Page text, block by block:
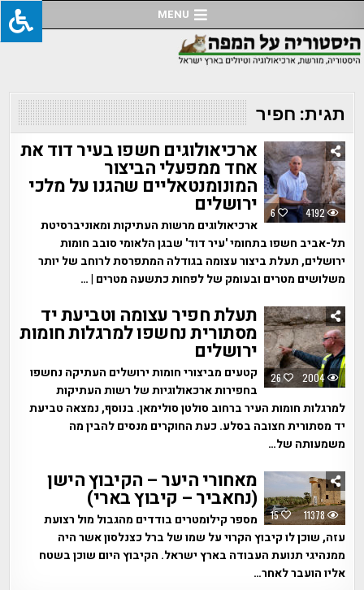
to
content
MENU
תגית: חפיר
6 4192
ארכיאולוגים חשפו בעיר דוד את
אחד ממפעלי הביצור
המונומנטאליים שהגנו על מלכי
ירושלים
ארכיאולוגים מרשות העתיקות ומאוניברסיטת
תל-אביב חשפו בתחומי 'עיר דוד' שבגן הלאומי סובב חומות
ירושלים, תעלת ביצור עצומה בגודלה המתפרסת לרוחב של יותר
משלושים מטרים ובעומק של לפחות כתשעה מטרים | …
26 2004
תעלת חפיר עצומה וטביעת יד
מסתורית נחשפו למרגלות חומות
ירושלים
קטעים מביצורי חומות ירושלים העתיקה נחשפו
בחפירות ארכאולוגיות של רשות העתיקות
למרגלות חומות העיר ברחוב סולטן סולימאן. בנוסף, נמצאה טביעת
יד מסתורית חצובה בסלע. כעת החוקרים מנסים להבין מה
משמעותה של…
15 11378
מאחורי היער – הקיבוץ הישן
(נחאביר – קיבוץ בארי)
מספר קילומטרים בודדים מהגבול מול רצועת
עזה, שוכן לו קיבוץ הקרוי על שמו של ברל כצנלסון אשר היה
ממנהיגי תנועת העבודה בארץ ישראל. הקיבוץ היום שוכן בשטח
אליו הועבר לאחר…